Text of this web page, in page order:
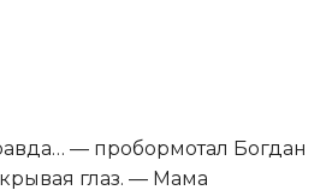
— пробормотал Богдан
глаз. — Мама